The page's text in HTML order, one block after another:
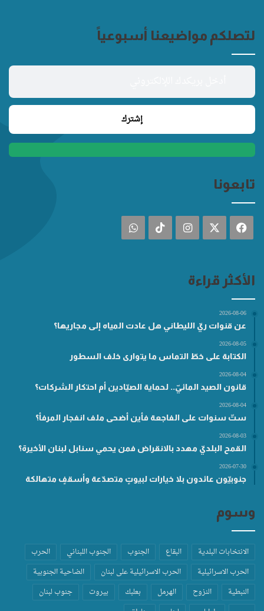
لتصلكم مواضيعنا أسبوعياً
تابعونا
فيسبوك انستقرام ‫TikTokواتساب
الأكثر قراءة
2026-08-06
عن قنوات ريّ الليطاني هل عادت المياه إلى مجاريها؟
2026-08-05
الكتابة على خطّ التماس ما يتوارى خلف السطور
2026-08-04
قانون الصيد المائيّ.. لحماية الصيّادين أم احتكار الشركات؟
2026-08-04
ستّ سنوات على الفاجعة فأين أضحى ملف انفجار المرفأ؟
2026-08-03
القمح البلديّ مهدد بالانقراض فمن يحمي سنابل لبنان الأخيرة؟
2026-07-30
جنوبيّون عائدون بلا خيارات لبيوتٍ متصدّعة وأسقفٍ متهالكة
وسوم
الانتخابات البلدية البقاع الجنوب الجنوب اللبناني
الحرب
الحرب الاسرائيلية
الحرب الاسرائيلية على لبنان
الضاحية الجنوبية
النبطية
النزوح الهرمل بعلبك بيروت
جنوب لبنان